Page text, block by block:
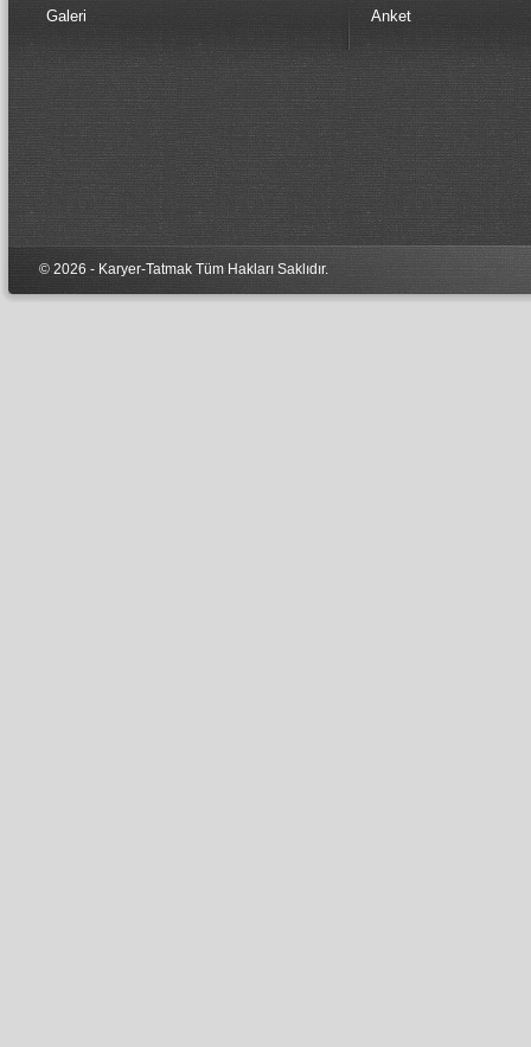
Galeri Anket
© 2026 - Karyer-Tatmak Tüm Hakları